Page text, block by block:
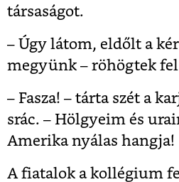
társaságot.
– Úgy látom, eldőlt a
megyünk – röhögtek
– Fasza! – tárta szét a
srác. – Hölgyeim és
Amerika nyálas hangja!
A fiatalok a kollégium